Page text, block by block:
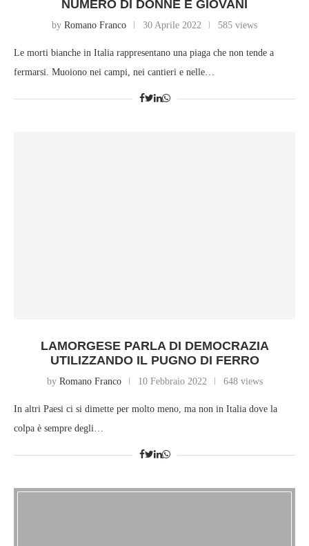
NUMERO DI DONNE E GIOVANI
by Romano Franco 30 Aprile 2022 585 views
Le morti bianche in Italia rappresentano una piaga che non tende a
fermarsi. Muoiono nei campi, nei cantieri e nelle…
LAMORGESE PARLA DI DEMOCRAZIA
UTILIZZANDO IL PUGNO DI FERRO
by Romano Franco 10 Febbraio 2022 648 views
In altri Paesi ci si dimette per molto meno, ma non in Italia dove la
colpa è sempre degli…